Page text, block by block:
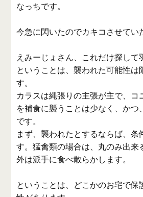
なっちです。
今急に閃いたのでカキコさせてい
えみーじょさん、これだけ探して
ということは、襲われた可能性は
す。
カラスは縄張りの主張が主で、コ
を補食に襲うことは少なく、かつ
です。
まず、襲われたとするならば、条
す。猛禽類の場合は、丸のみ出来
外は派手に食べ散らかします。
ということは、どこかのお宅で保